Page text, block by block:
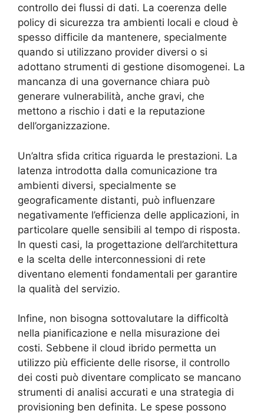
controllo dei flussi di dati. La coerenza delle
policy di sicurezza tra ambienti locali e cloud è
spesso difficile da mantenere, specialmente
quando si utilizzano provider diversi o si
adottano strumenti di gestione disomogenei. La
mancanza di una governance chiara può
generare vulnerabilità, anche gravi, che
mettono a rischio i dati e la reputazione
dell’organizzazione.
Un’altra sfida critica riguarda le prestazioni. La
latenza introdotta dalla comunicazione tra
ambienti diversi, specialmente se
geograficamente distanti, può influenzare
negativamente l’efficienza delle applicazioni, in
particolare quelle sensibili al tempo di risposta.
In questi casi, la progettazione dell’architettura
e la scelta delle interconnessioni di rete
diventano elementi fondamentali per garantire
la qualità del servizio.
Infine, non bisogna sottovalutare la difficoltà
nella pianificazione e nella misurazione dei
costi. Sebbene il cloud ibrido permetta un
utilizzo più efficiente delle risorse, il controllo
dei costi può diventare complicato se mancano
strumenti di analisi accurati e una strategia di
provisioning ben definita. Le spese possono